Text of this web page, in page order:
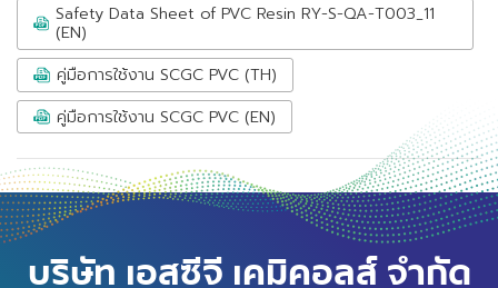
Safety Data Sheet of PVC Resin RY-S-QA-T003_11
(EN)
คู่มือการใช้งาน SCGC PVC (TH)
คู่มือการใช้งาน SCGC PVC (EN)
บริษัท เอสซีจี เคมิคอลส์ จำกัด